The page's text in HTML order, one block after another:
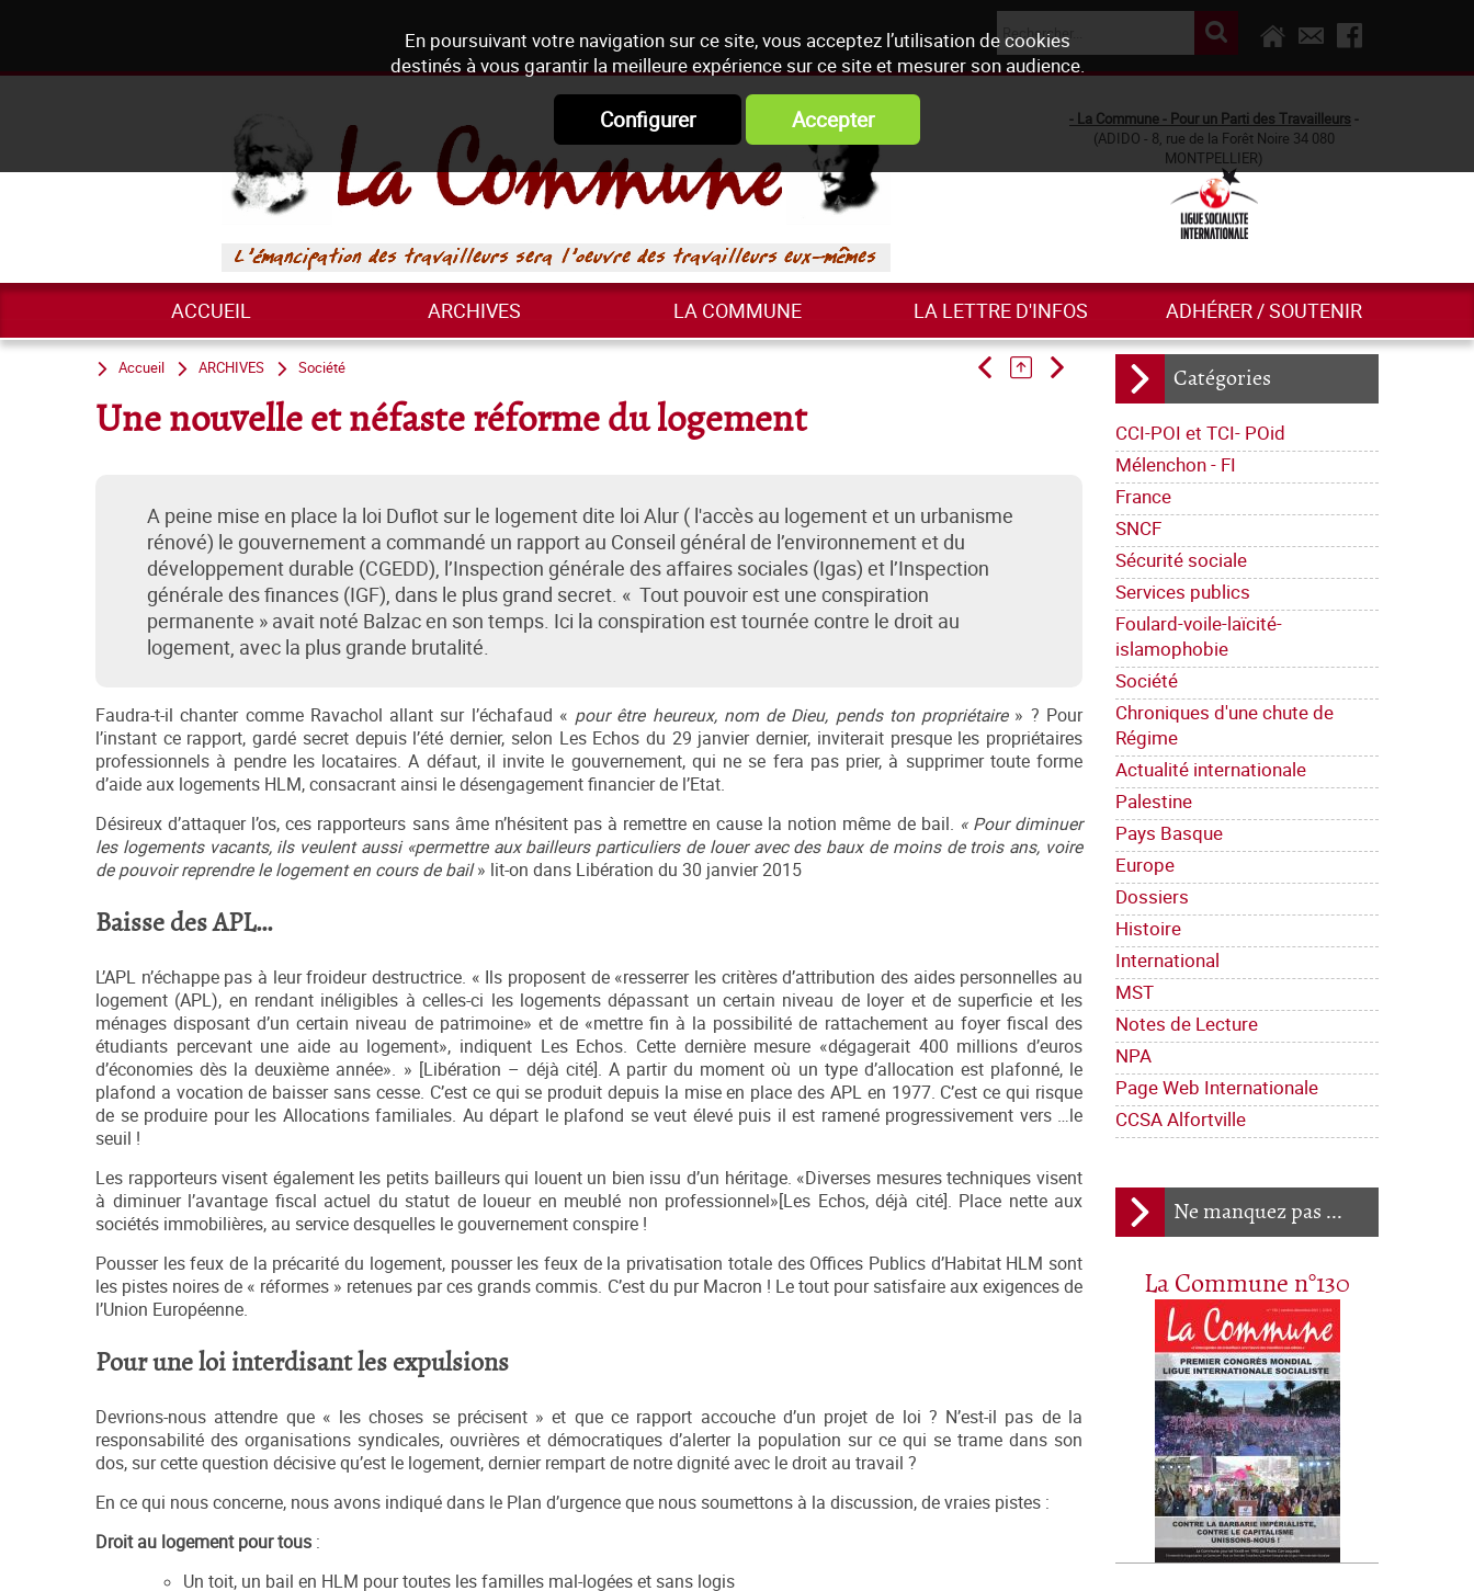
En poursuivant votre navigation sur ce site, vous acceptez l’utilisation de cookies
destinés à vous garantir la meilleure expérience sur ce site et mesurer son audience.
Configurer Accepter - La Commune - Pour un Parti des Travailleurs -
(ADIDO - 8, rue de la Forêt Noire 34 080
MONTPELLIER)
ACCUEIL ARCHIVES LA COMMUNE LA LETTRE D'INFOS ADHÉRER / SOUTENIR
Catégories
CCI-POI et TCI- POid
Mélenchon - FI
France
SNCF
Sécurité sociale
Services publics
Foulard-voile-laïcité-
islamophobie
Société
Chroniques d'une chute de
Régime
Actualité internationale
Palestine
Pays Basque
Europe
Dossiers
Histoire
International
MST
Notes de Lecture
NPA
Page Web Internationale
CCSA Alfortville
Ne manquez pas ...
La Commune n°130
Accueil ARCHIVES Société
Une nouvelle et néfaste réforme du logement
A peine mise en place la loi Duflot sur le logement dite loi Alur ( l'accès au logement et un urbanisme
rénové) le gouvernement a commandé un rapport au Conseil général de l’environnement et du
développement durable (CGEDD), l’Inspection générale des affaires sociales (Igas) et l’Inspection
générale des finances (IGF), dans le plus grand secret. « Tout pouvoir est une conspiration
permanente » avait noté Balzac en son temps. Ici la conspiration est tournée contre le droit au
logement, avec la plus grande brutalité.
Faudra-t-il chanter comme Ravachol allant sur l’échafaud « pour être heureux, nom de Dieu, pends ton propriétaire » ? Pour
l’instant ce rapport, gardé secret depuis l’été dernier, selon Les Echos du 29 janvier dernier, inviterait presque les propriétaires
professionnels à pendre les locataires. A défaut, il invite le gouvernement, qui ne se fera pas prier, à supprimer toute forme
d’aide aux logements HLM, consacrant ainsi le désengagement financier de l’Etat.
Désireux d’attaquer l’os, ces rapporteurs sans âme n’hésitent pas à remettre en cause la notion même de bail. « Pour diminuer
les logements vacants, ils veulent aussi «permettre aux bailleurs particuliers de louer avec des baux de moins de trois ans, voire
de pouvoir reprendre le logement en cours de bail» lit-on dans Libération du 30 janvier 2015
Baisse des APL…
L’APL n’échappe pas à leur froideur destructrice. « Ils proposent de «resserrer les critères d’attribution des aides personnelles au
logement (APL), en rendant inéligibles à celles-ci les logements dépassant un certain niveau de loyer et de superficie et les
ménages disposant d’un certain niveau de patrimoine» et de «mettre fin à la possibilité de rattachement au foyer fiscal des
étudiants percevant une aide au logement», indiquent Les Echos. Cette dernière mesure «dégagerait 400 millions d’euros
d’économies dès la deuxième année». » [Libération – déjà cité]. A partir du moment où un type d’allocation est plafonné, le
plafond a vocation de baisser sans cesse. C’est ce qui se produit depuis la mise en place des APL en 1977. C’est ce qui risque
de se produire pour les Allocations familiales. Au départ le plafond se veut élevé puis il est ramené progressivement vers …le
seuil !
Les rapporteurs visent également les petits bailleurs qui louent un bien issu d’un héritage. «Diverses mesures techniques visent
à diminuer l’avantage fiscal actuel du statut de loueur en meublé non professionnel»[Les Echos, déjà cité]. Place nette aux
sociétés immobilières, au service desquelles le gouvernement conspire !
Pousser les feux de la précarité du logement, pousser les feux de la privatisation totale des Offices Publics d’Habitat HLM sont
les pistes noires de « réformes » retenues par ces grands commis. C’est du pur Macron ! Le tout pour satisfaire aux exigences de
l’Union Européenne.
Pour une loi interdisant les expulsions
Devrions-nous attendre que « les choses se précisent » et que ce rapport accouche d’un projet de loi ? N’est-il pas de la
responsabilité des organisations syndicales, ouvrières et démocratiques d’alerter la population sur ce qui se trame dans son
dos, sur cette question décisive qu’est le logement, dernier rempart de notre dignité avec le droit au travail ?
En ce qui nous concerne, nous avons indiqué dans le Plan d’urgence que nous soumettons à la discussion, de vraies pistes :
Droit au logement pour tous :
Un toit, un bail en HLM pour toutes les familles mal-logées et sans logis